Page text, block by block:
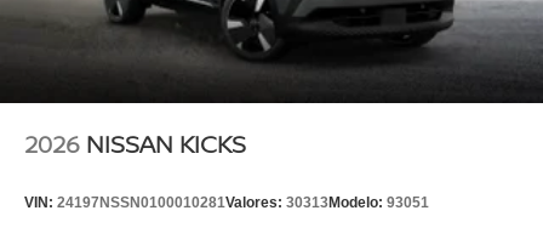
2026 NISSAN KICKS
VIN: 24197NSSN0100010281Valores: 30313Modelo: 93051